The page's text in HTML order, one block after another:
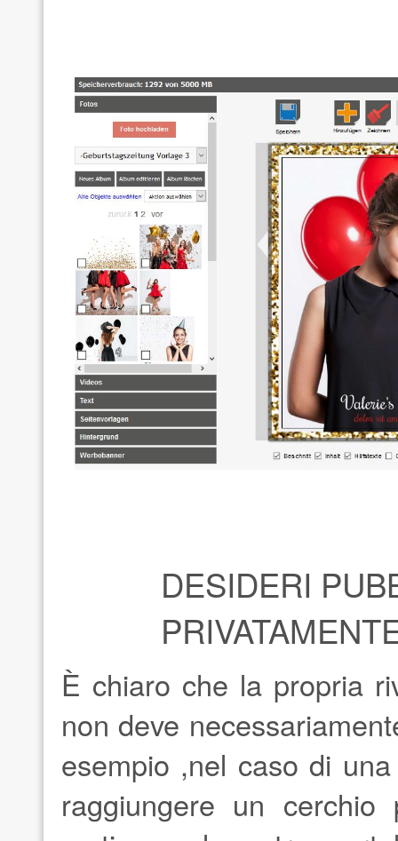
DESIDERI
È chiaro che la propria
non deve
esempio ,nel caso di
raggiungere un